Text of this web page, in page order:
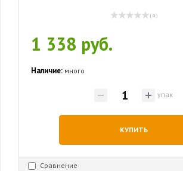
( 0 )
1 338 руб.
Наличие: много
упак
КУПИТЬ
Сравнение